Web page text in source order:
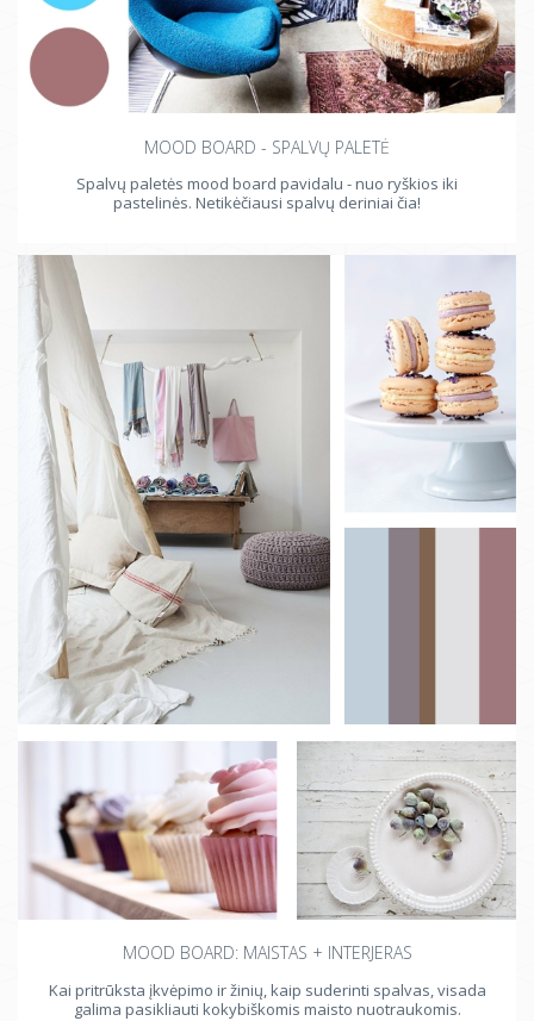
MOOD BOARD - SPALVŲ PALETĖ
Spalvų paletės mood board pavidalu - nuo ryškios iki
pastelinės. Netikėčiausi spalvų deriniai čia!
MOOD BOARD: MAISTAS + INTERJERAS
Kai pritrūksta įkvėpimo ir žinių, kaip suderinti spalvas, visada
galima pasikliauti kokybiškomis maisto nuotraukomis.